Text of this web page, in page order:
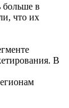
больше в
что их
В